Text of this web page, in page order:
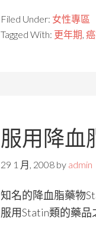
Filed Under: 女性專區
Tagged With: 更年期,
服用降血
29 1 月, 2008 by admin
知名的降血脂藥物
服用Statin類的藥品